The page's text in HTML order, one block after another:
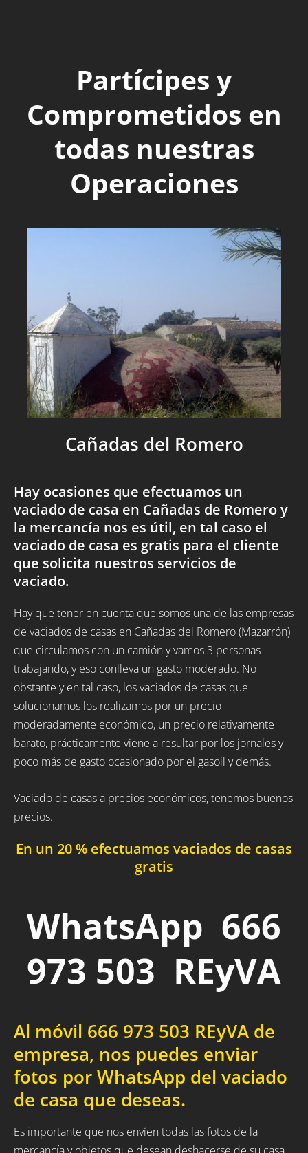
Partícipes y
Comprometidos en
todas nuestras
Operaciones
Cañadas del Romero
Hay ocasiones que efectuamos un
vaciado de casa en Cañadas de Romero y
la mercancía nos es útil, en tal caso el
vaciado de casa es gratis para el cliente
que solicita nuestros servicios de
vaciado.
Hay que tener en cuenta que somos una de las empresas
de vaciados de casas en Cañadas del Romero (Mazarrón)
que circulamos con un camión y vamos 3 personas
trabajando, y eso conlleva un gasto moderado. No
obstante y en tal caso, los vaciados de casas que
solucionamos los realizamos por un precio
moderadamente económico, un precio relativamente
barato, prácticamente viene a resultar por los jornales y
poco más de gasto ocasionado por el gasoil y demás.
Vaciado de casas a precios económicos, tenemos buenos
precios.
En un 20 % efectuamos vaciados de casas
gratis
WhatsApp 666
973 503 REyVA
Al móvil 666 973 503 REyVA de
empresa, nos puedes enviar
fotos por WhatsApp del vaciado
de casa que deseas.
Es importante que nos envíen todas las fotos de la